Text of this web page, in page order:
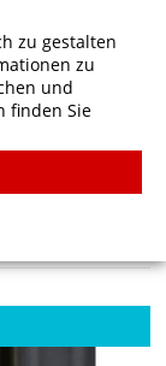
zu gestalten
zu
und
finden Sie